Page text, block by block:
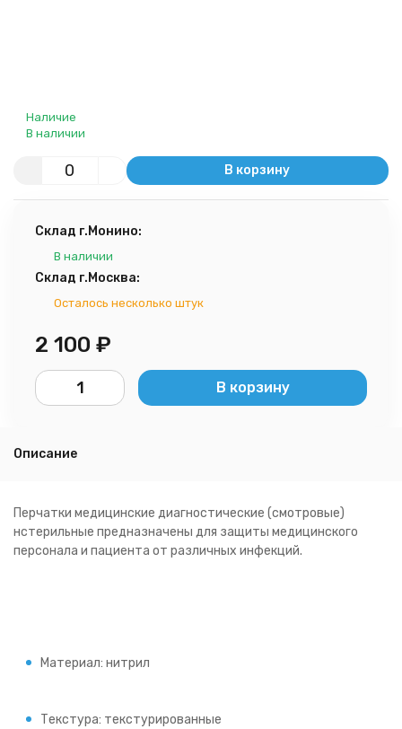
Наличие
В наличии
В корзину
Склад г.Монино:
В наличии
Склад г.Москва:
Осталось несколько штук
2 100 ₽
В корзину
Описание
Перчатки медицинские диагностические (смотровые)
нстерильные предназначены для защиты медицинского
персонала и пациента от различных инфекций.
Материал: нитрил
Текстура: текстурированные